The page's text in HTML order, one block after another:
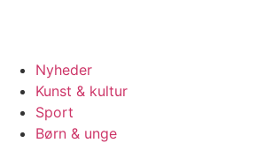
Nyheder
Kunst & kultur
Sport
Børn & unge